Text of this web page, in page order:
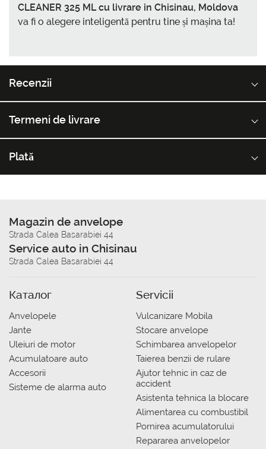
CLEANER 325 ML cu livrare in Chisinau, Moldova
va fi o alegere inteligentă pentru tine și mașina ta!
Recenzii
Termeni de livrare
Plată
Magazin de anvelope
Strada Calea Basarabiei 44
Service auto in Chisinau
Strada Calea Basarabiei 44
Каталог
Anvelopele
Jante
Uleiuri de motor
Acumulatoare auto
Accesorii
Sisteme de alarma auto
Servicii
Vulcanizare Mobila
Stocare anvelope
Schimbarea anvelopelor
Taierea benzii de rulare
Ajutor tehnic in caz de
accident
Asistenta tehnica la blocare
Alimentarea cu combustibil
Pornirea acumulatorului
Repararea anvelopelor